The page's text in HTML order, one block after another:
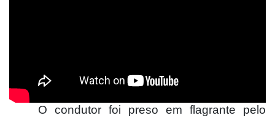
O condutor foi preso em flagrante pelo